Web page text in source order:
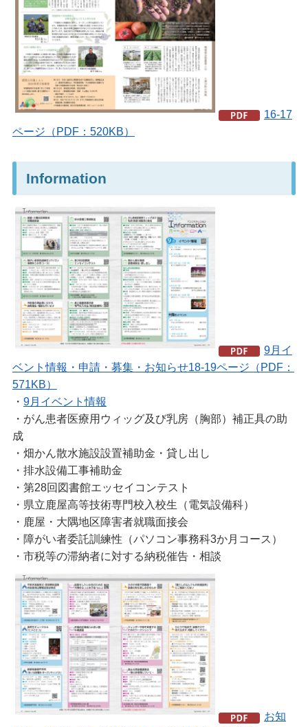
16-17
ページ（PDF：520KB）
Information
9月イ
ベント情報・申請・募集・お知らせ18-19ページ（PDF：
571KB）
・ 9月イベント情報
・がん患者医療用ウィッグ及び乳房（胸部）補正具の助
成
・畑かん散水施設設置補助金・貸し出し
・排水設備工事補助金
・第28回図書館エッセイコンテスト
・県立鹿屋高等技術専門校入校生（電気設備科）
・鹿屋・大隅地区障害者就職面接会
・障がい者委託訓練性（パソコン事務科3か月コース）
・市税等の滞納者に対する納税催告・相談
お知